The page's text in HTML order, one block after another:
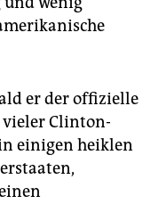
er der offizielle
Clinton-
einigen heiklen